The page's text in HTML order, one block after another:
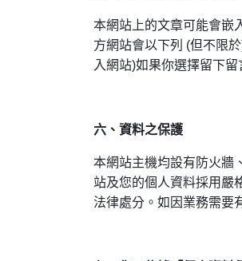
本網站上的文章可能會嵌
方網站會以下列 (但不限
入網站)如果你選擇留下
六、資料之保護
本網站主機均設有防火牆
站及您的個人資料採用嚴
法律處分。如因業務需要